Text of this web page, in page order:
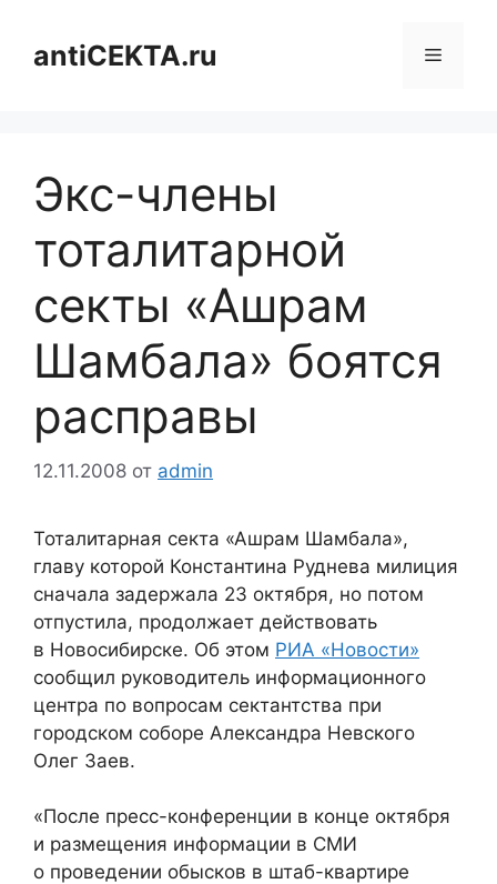
содержимому
antiCEKTA.ru Меню
Экс-члены
тоталитарной
секты «Ашрам
Шамбала» боятся
расправы
12.11.2008 от admin
Тоталитарная секта «Ашрам Шамбала»,
главу которой Константина Руднева милиция
сначала задержала 23 октября, но потом
отпустила, продолжает действовать
в Новосибирске. Об этом РИА «Новости»
сообщил руководитель информационного
центра по вопросам сектантства при
городском соборе Александра Невского
Олег Заев.
«После пресс-конференции в конце октября
и размещения информации в СМИ
о проведении обысков в штаб-квартире